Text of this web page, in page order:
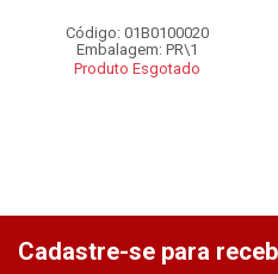
Código: 01B0100020
Embalagem: PR\1
Produto Esgotado
Cadastre-se para